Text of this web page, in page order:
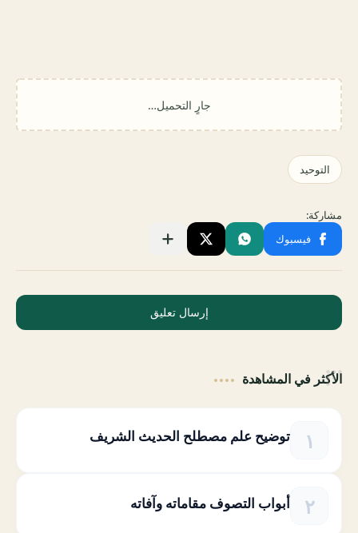
إرسال تعليق
الأكثر في المشاهدة
توضيح علم مصطلح الحديث الشريف
أبواب التصوف مقاماته وآفاته